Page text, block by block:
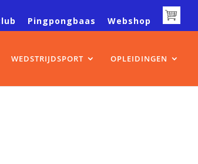
Pingpongbaas Webshop
WEDSTRIJDSPORT OPLEIDINGEN